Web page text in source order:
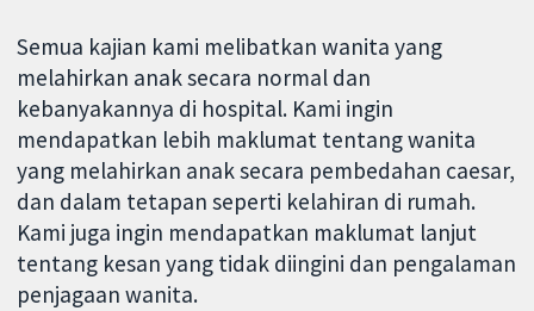
Semua kajian kami melibatkan wanita yang
melahirkan anak secara normal dan
kebanyakannya di hospital. Kami ingin
mendapatkan lebih maklumat tentang wanita
yang melahirkan anak secara pembedahan caesar,
dan dalam tetapan seperti kelahiran di rumah.
Kami juga ingin mendapatkan maklumat lanjut
tentang kesan yang tidak diingini dan pengalaman
penjagaan wanita.